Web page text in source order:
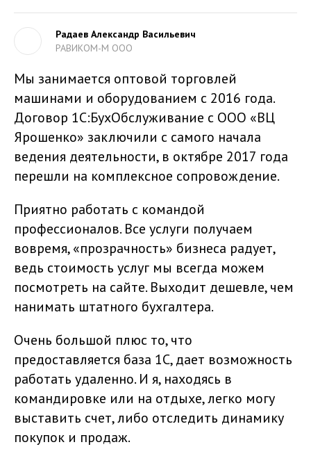
Радаев Александр Васильевич
РАВИКОМ-М ООО
Мы занимается оптовой торговлей
машинами и оборудованием с 2016 года.
Договор 1С:БухОбслуживание с ООО «ВЦ
Ярошенко» заключили с самого начала
ведения деятельности, в октябре 2017 года
перешли на комплексное сопровождение.
Приятно работать с командой
профессионалов. Все услуги получаем
вовремя, «прозрачность» бизнеса радует,
ведь стоимость услуг мы всегда можем
посмотреть на сайте. Выходит дешевле, чем
нанимать штатного бухгалтера.
Очень большой плюс то, что
предоставляется база 1С, дает возможность
работать удаленно. И я, находясь в
командировке или на отдыхе, легко могу
выставить счет, либо отследить динамику
покупок и продаж.